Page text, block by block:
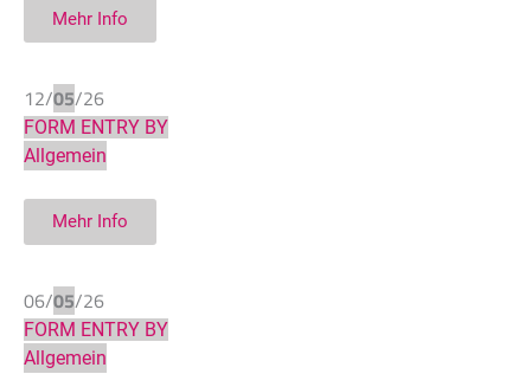
Mehr Info
12/05/26
FORM ENTRY BY
Allgemein
Mehr Info
06/05/26
FORM ENTRY BY
Allgemein